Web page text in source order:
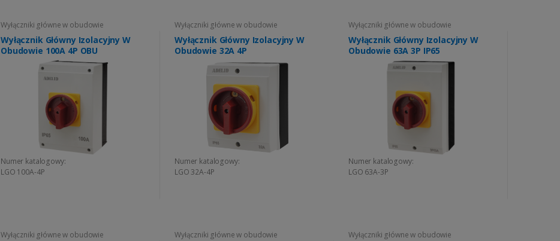
Wyłączniki główne w obudowie
Wyłącznik Główny Izolacyjny W
Obudowie 100A 4P OBU
Numer katalogowy:
LGO 100A-4P
Wyłączniki główne w obudowie
Wyłącznik Główny Izolacyjny W
Obudowie 32A 4P
Numer katalogowy:
LGO 32A-4P
Wyłączniki główne w obudowie
Wyłącznik Główny Izolacyjny W
Obudowie 63A 3P IP65
Numer katalogowy:
LGO 63A-3P
Wyłączniki główne w obudowie Wyłączniki główne w obudowie Wyłączniki główne w obudowie